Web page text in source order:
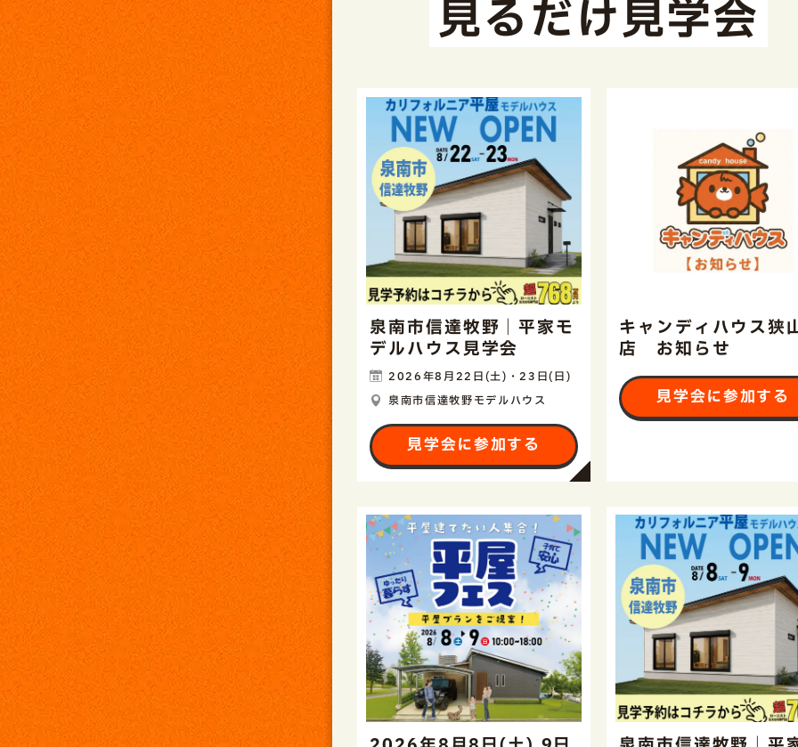
見るだけ見学会
泉南市信達牧野｜平家モ
デルハウス見学会
2026年8月22日(土)・23日(日)
泉南市信達牧野モデルハウス
見学会に参加する
キャンディハウス狭
店 お知らせ
見学会に参加する